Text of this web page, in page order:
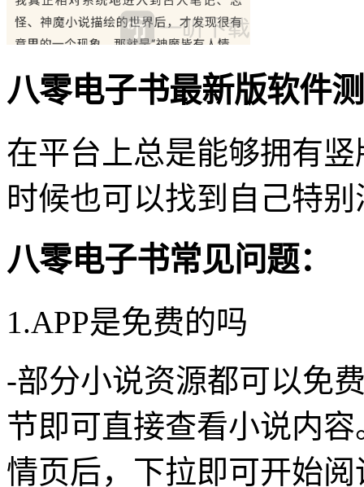
八零电子书最新版软件
在平台上总是能够拥有
时候也可以找到自己特
八零电子书常见问题：
1.APP是免费的吗
-部分小说资源都可以免
节即可直接查看小说内
情页后，下拉即可开始